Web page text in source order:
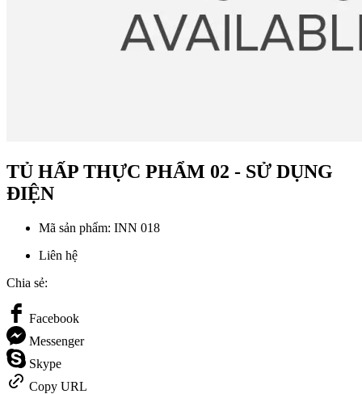
TỦ HẤP THỰC PHẨM 02 - SỬ DỤNG
ĐIỆN
Mã sản phẩm: INN 018
Liên hệ
Chia sẻ:
Facebook
Messenger
Skype
Copy URL